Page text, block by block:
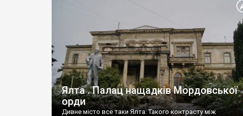
Ялта . Палац нащадків Мордовської
орди
Дивне місто все таки Ялта. Такого контрасту між